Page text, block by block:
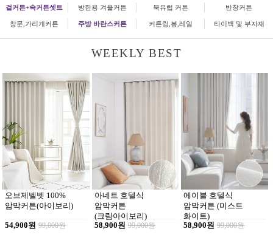
겉커튼+속커튼셋트 방한용 겨울커튼 북유럽 커튼 반창커튼
창문,가리개커튼 주방 바란스커튼 커튼링,봉,레일 타이백 및 부자재
WEEKLY BEST
오브제벨벳 100%
암막커튼(아이보리)
54,900원 99,000원
아네트 호텔식
암막커튼
(크림아이보리)
58,900원 99,000원
에이블 호텔식
암막커튼 (미스트
화이트)
58,900원 99,000원